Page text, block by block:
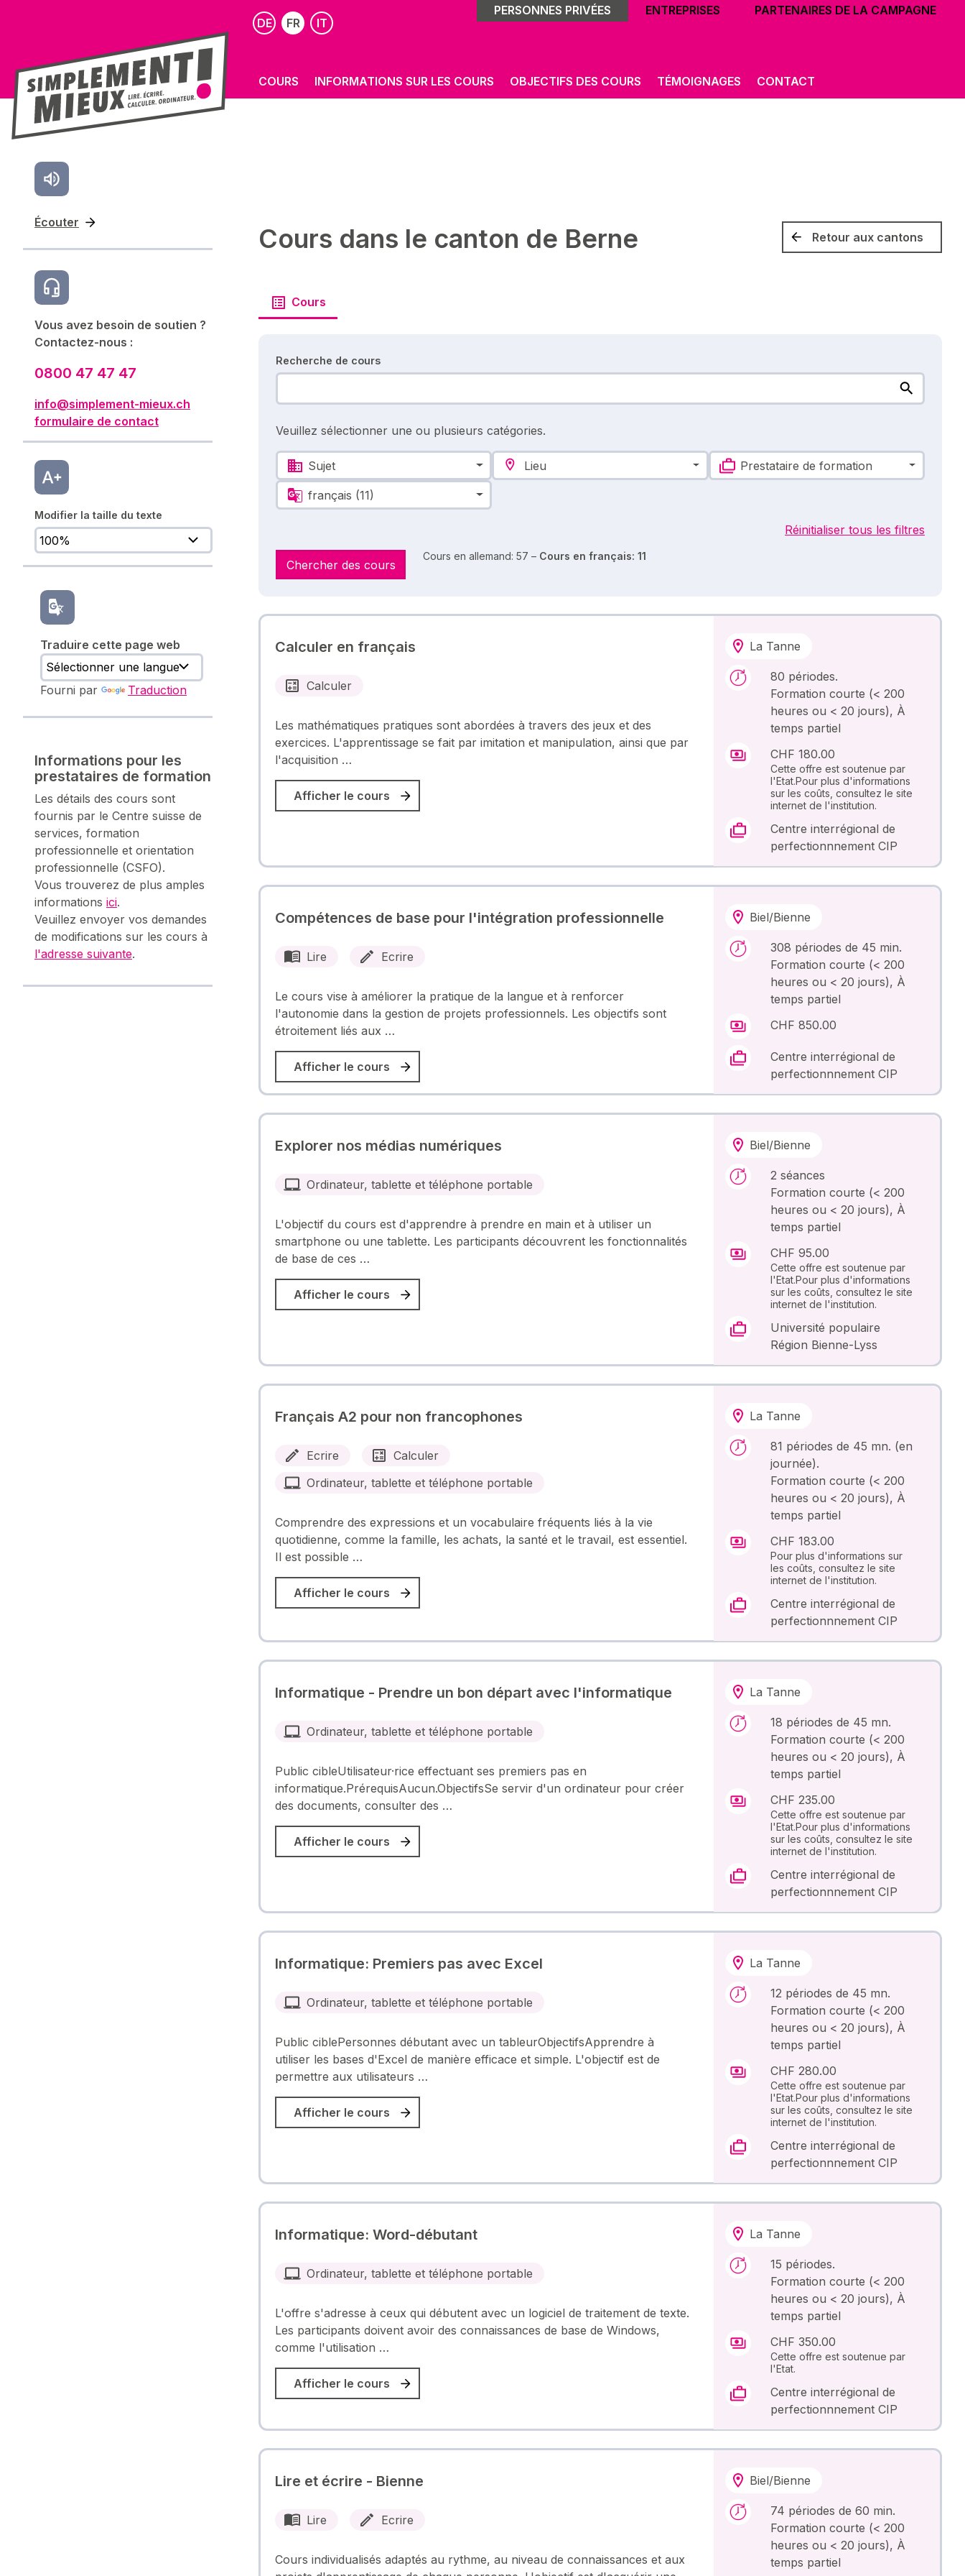
DE FR IT
PERSONNES PRIVÉES ENTREPRISES PARTENAIRES DE LA CAMPAGNE
COURS INFORMATIONS SUR LES COURS OBJECTIFS DES COURS TÉMOIGNAGES CONTACT
Écouter
Cours dans le canton de Berne Retour aux cantons
Vous avez besoin de soutien ?
Contactez-nous :
0800 47 47 47
info@simplement-mieux.ch
formulaire de contact
Modifier la taille du texte
Traduire cette page web
Fourni par Traduction
Informations pour les
prestataires de formation
Les détails des cours sont
fournis par le Centre suisse de
services, formation
professionnelle et orientation
professionnelle (CSFO).
Vous trouverez de plus amples
informations ici.
Veuillez envoyer vos demandes
de modifications sur les cours à
l'adresse suivante.
Cours
Recherche de cours
Veuillez sélectionner une ou plusieurs catégories.
Sujet Lieu Prestataire de formation
français (11)
Réinitialiser tous les filtres
Chercher des cours
Cours en allemand: 57 – Cours en français: 11
Calculer en français
Calculer
Les mathématiques pratiques sont abordées à travers des jeux et des
exercices. L'apprentissage se fait par imitation et manipulation, ainsi que par
l'acquisition …
Afficher le cours
La Tanne
80 périodes.
Formation courte (< 200
heures ou < 20 jours), À
temps partiel
CHF 180.00
Cette offre est soutenue par
l'Etat.Pour plus d'informations
sur les coûts, consultez le site
internet de l'institution.
Centre interrégional de
perfectionnnement CIP
Compétences de base pour l'intégration professionnelle
Lire Ecrire
Le cours vise à améliorer la pratique de la langue et à renforcer
l'autonomie dans la gestion de projets professionnels. Les objectifs sont
étroitement liés aux …
Afficher le cours
Biel/Bienne
308 périodes de 45 min.
Formation courte (< 200
heures ou < 20 jours), À
temps partiel
CHF 850.00
Centre interrégional de
perfectionnnement CIP
Explorer nos médias numériques
Ordinateur, tablette et téléphone portable
L'objectif du cours est d'apprendre à prendre en main et à utiliser un
smartphone ou une tablette. Les participants découvrent les fonctionnalités
de base de ces …
Afficher le cours
Biel/Bienne
2 séances
Formation courte (< 200
heures ou < 20 jours), À
temps partiel
CHF 95.00
Cette offre est soutenue par
l'Etat.Pour plus d'informations
sur les coûts, consultez le site
internet de l'institution.
Université populaire
Région Bienne-Lyss
Français A2 pour non francophones
Ecrire
Calculer
Ordinateur, tablette et téléphone portable
Comprendre des expressions et un vocabulaire fréquents liés à la vie
quotidienne, comme la famille, les achats, la santé et le travail, est essentiel.
Il est possible …
Afficher le cours
La Tanne
81 périodes de 45 mn. (en
journée).
Formation courte (< 200
heures ou < 20 jours), À
temps partiel
CHF 183.00
Pour plus d'informations sur
les coûts, consultez le site
internet de l'institution.
Centre interrégional de
perfectionnnement CIP
Informatique - Prendre un bon départ avec l'informatique
Ordinateur, tablette et téléphone portable
Public cibleUtilisateur·rice effectuant ses premiers pas en
informatique.PrérequisAucun.ObjectifsSe servir d'un ordinateur pour créer
des documents, consulter des …
Afficher le cours
La Tanne
18 périodes de 45 mn.
Formation courte (< 200
heures ou < 20 jours), À
temps partiel
CHF 235.00
Cette offre est soutenue par
l'Etat.Pour plus d'informations
sur les coûts, consultez le site
internet de l'institution.
Centre interrégional de
perfectionnnement CIP
Informatique: Premiers pas avec Excel
Ordinateur, tablette et téléphone portable
Public ciblePersonnes débutant avec un tableurObjectifsApprendre à
utiliser les bases d'Excel de manière efficace et simple. L'objectif est de
permettre aux utilisateurs …
Afficher le cours
La Tanne
12 périodes de 45 mn.
Formation courte (< 200
heures ou < 20 jours), À
temps partiel
CHF 280.00
Cette offre est soutenue par
l'Etat.Pour plus d'informations
sur les coûts, consultez le site
internet de l'institution.
Centre interrégional de
perfectionnnement CIP
Informatique: Word-débutant
Ordinateur, tablette et téléphone portable
L'offre s'adresse à ceux qui débutent avec un logiciel de traitement de texte.
Les participants doivent avoir des connaissances de base de Windows,
comme l'utilisation …
Afficher le cours
La Tanne
15 périodes.
Formation courte (< 200
heures ou < 20 jours), À
temps partiel
CHF 350.00
Cette offre est soutenue par
l'Etat.
Centre interrégional de
perfectionnnement CIP
Lire et écrire - Bienne
Lire Ecrire
Cours individualisés adaptés au rythme, au niveau de connaissances et aux
Biel/Bienne
74 périodes de 60 min.
Formation courte (< 200
heures ou < 20 jours), À
temps partiel